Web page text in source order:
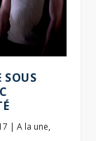
SOUS
|A la une,